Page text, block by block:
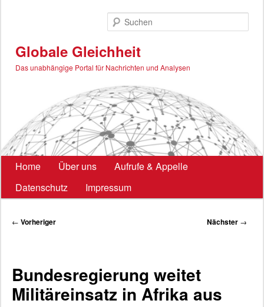
Globale Gleichheit
Das unabhängige Portal für Nachrichten und Analysen
Hauptmenü
Home Über uns
Aufrufe & Appelle
Datenschutz
Impressum
Beitragsnavigation
← Vorheriger Nächster →
Bundesregierung weitet
Militäreinsatz in Afrika aus